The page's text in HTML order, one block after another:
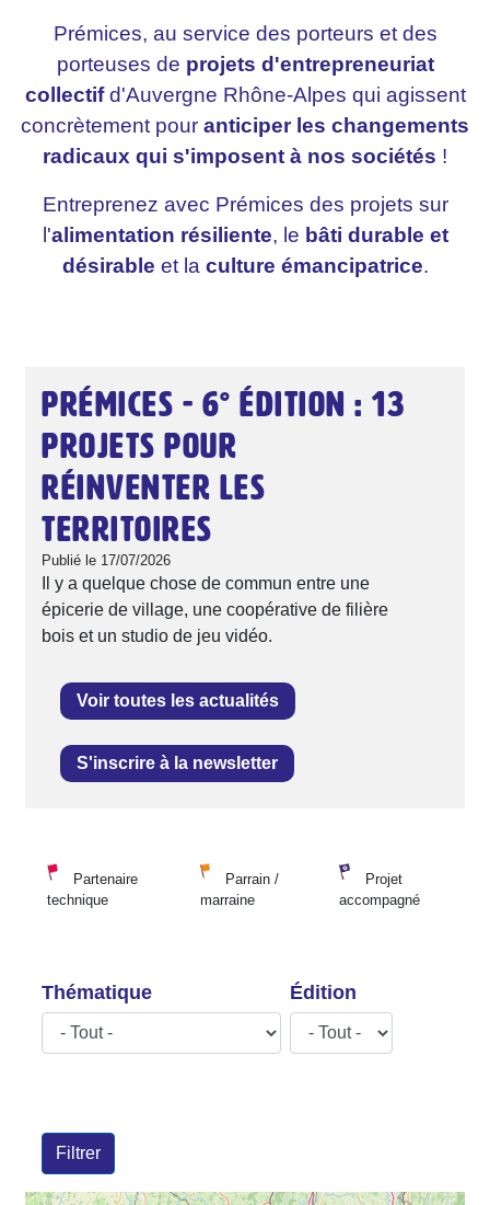
Prémices, au service des porteurs et des
porteuses de projets d'entrepreneuriat
collectifd'Auvergne Rhône-Alpes qui agissent
concrètement pour anticiper les changements
radicaux qui s'imposent à nos sociétés !
Entreprenez avec Prémices des projets sur
l'alimentation résiliente, le bâti durable et
désirable et la culture émancipatrice.
Prémices - 6° édition : 13
projets pour
réinventer les
territoires
Publié le 17/07/2026
Il y a quelque chose de commun entre une
épicerie de village, une coopérative de filière
bois et un studio de jeu vidéo.
Voir toutes les actualités
S'inscrire à la newsletter
Partenaire
technique
Parrain /
marraine
Projet
accompagné
Thématique Édition